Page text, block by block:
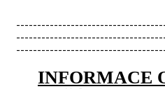
INFORMACE